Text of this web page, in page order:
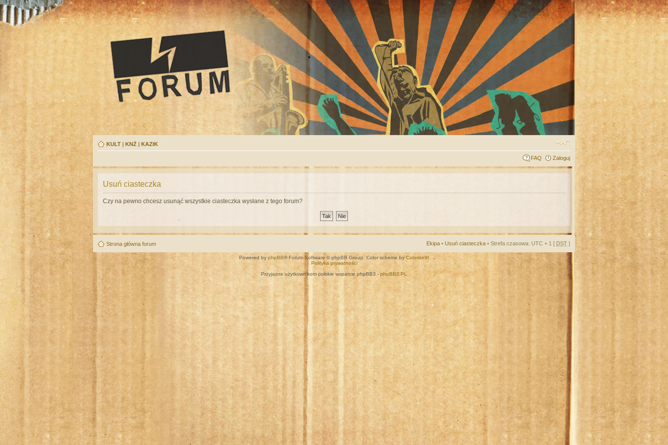
KULT | KNŻ | KAZIK
FAQ Zaloguj
Usuń ciasteczka
Czy na pewno chcesz usunąć wszystkie ciasteczka wysłane z tego forum?
Strona główna forum Ekipa • Usuń ciasteczka • Strefa czasowa: UTC + 1 [ DST ]
Powered by phpBB® Forum Software © phpBB Group. Color scheme byColorizeIt!
Polityka prywatności
Przyjazne użytkownikom polskie wsparcie phpBB3 -phpBB3.PL